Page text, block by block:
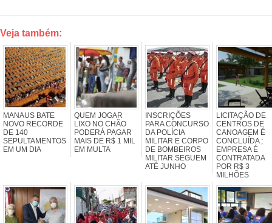
Veja também:
MANAUS BATE
NOVO RECORDE
DE 140
SEPULTAMENTOS
EM UM DIA
QUEM JOGAR
LIXO NO CHÃO
PODERÁ PAGAR
MAIS DE R$ 1 MIL
EM MULTA
INSCRIÇÕES
PARA CONCURSO
DA POLÍCIA
MILITAR E CORPO
DE BOMBEIROS
MILITAR SEGUEM
ATÉ JUNHO
LICITAÇÃO DE
CENTROS DE
CANOAGEM É
CONCLUÍDA ;
EMPRESA É
CONTRATADA
POR R$ 3
MILHÕES